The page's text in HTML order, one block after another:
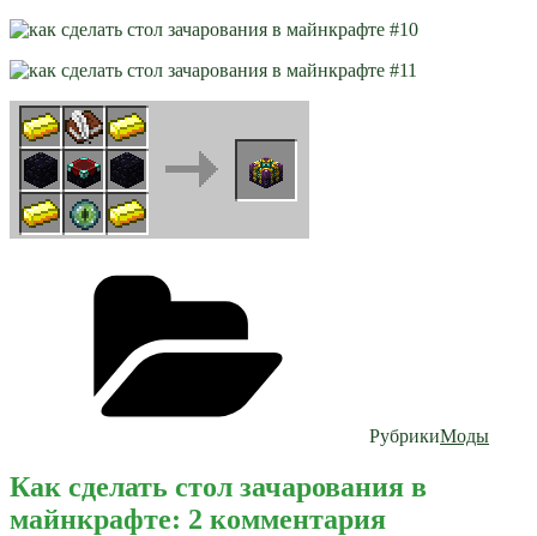
РубрикиМоды
Как сделать стол зачарования в
майнкрафте: 2 комментария